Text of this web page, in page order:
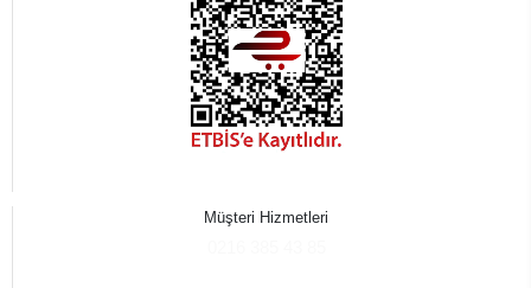
Müşteri Hizmetleri